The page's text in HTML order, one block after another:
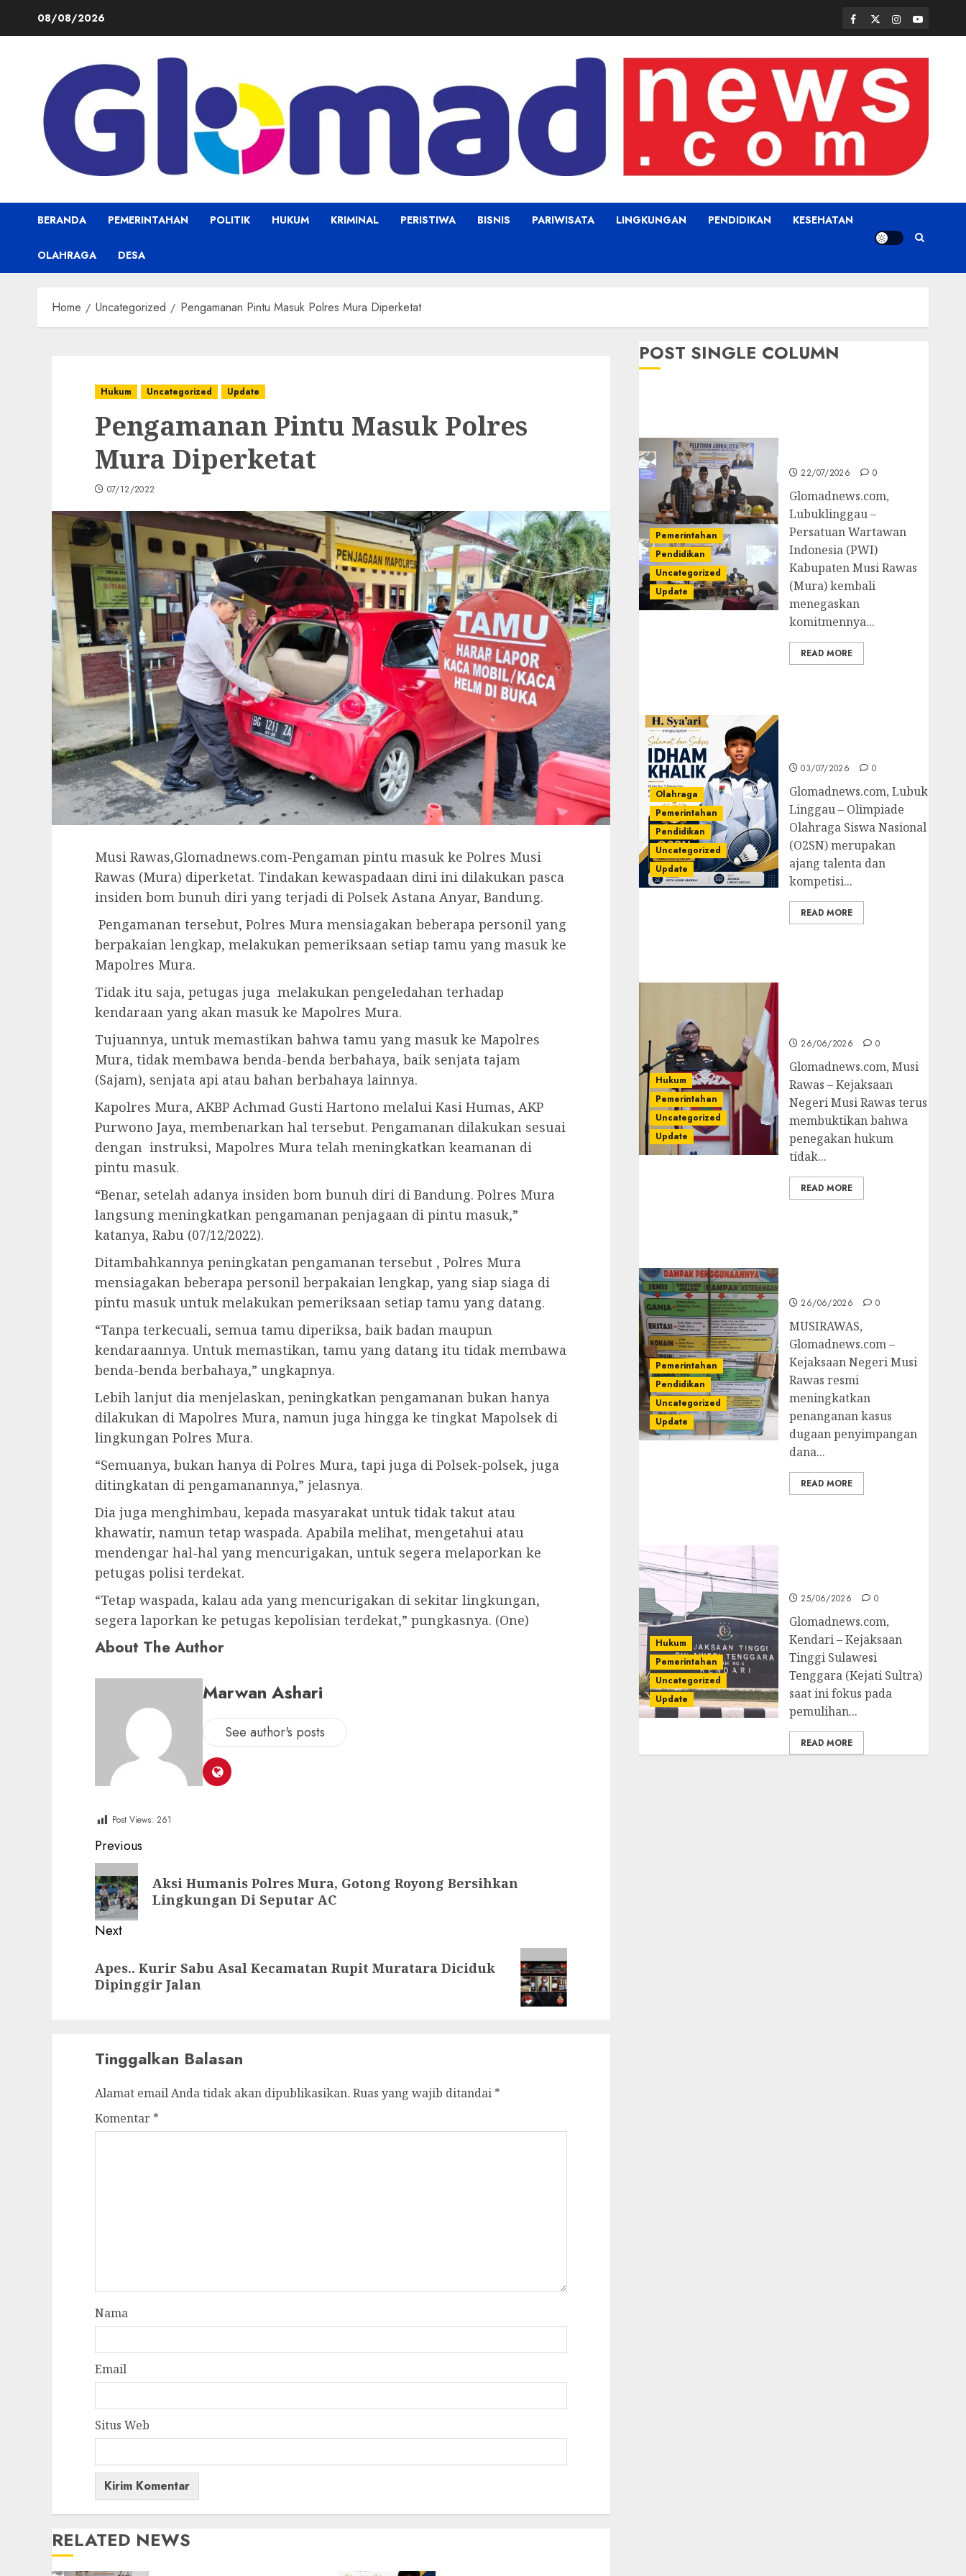
08/08/2026 Facebook
TwitterInstagram
Youtube
BERANDA PEMERINTAHAN POLITIK HUKUM KRIMINAL PERISTIWA BISNIS PARIWISATA LINGKUNGAN PENDIDIKAN KESEHATAN
OLAHRAGA DESA
Home Uncategorized Pengamanan Pintu Masuk Polres Mura Diperketat
Hukum Uncategorized Update
Pengamanan Pintu Masuk Polres
Mura Diperketat
07/12/2022
Musi Rawas,Glomadnews.com-Pengaman pintu masuk ke Polres Musi
Rawas (Mura) diperketat. Tindakan kewaspadaan dini ini dilakukan pasca
insiden bom bunuh diri yang terjadi di Polsek Astana Anyar, Bandung.
Pengamanan tersebut, Polres Mura mensiagakan beberapa personil yang
berpakaian lengkap, melakukan pemeriksaan setiap tamu yang masuk ke
Mapolres Mura.
Tidak itu saja, petugas juga melakukan pengeledahan terhadap
kendaraan yang akan masuk ke Mapolres Mura.
Tujuannya, untuk memastikan bahwa tamu yang masuk ke Mapolres
Mura, tidak membawa benda-benda berbahaya, baik senjata tajam
(Sajam), senjata api atau bahan berbahaya lainnya.
Kapolres Mura, AKBP Achmad Gusti Hartono melalui Kasi Humas, AKP
Purwono Jaya, membenarkan hal tersebut. Pengamanan dilakukan sesuai
dengan instruksi, Mapolres Mura telah meningkatkan keamanan di
pintu masuk.
“Benar, setelah adanya insiden bom bunuh diri di Bandung. Polres Mura
langsung meningkatkan pengamanan penjagaan di pintu masuk,”
katanya, Rabu (07/12/2022).
Ditambahkannya peningkatan pengamanan tersebut , Polres Mura
mensiagakan beberapa personil berpakaian lengkap, yang siap siaga di
pintu masuk untuk melakukan pemeriksaan setiap tamu yang datang.
“Tanpa terkecuali, semua tamu diperiksa, baik badan maupun
kendaraannya. Untuk memastikan, tamu yang datang itu tidak membawa
benda-benda berbahaya,” ungkapnya.
Lebih lanjut dia menjelaskan, peningkatkan pengamanan bukan hanya
dilakukan di Mapolres Mura, namun juga hingga ke tingkat Mapolsek di
lingkungan Polres Mura.
“Semuanya, bukan hanya di Polres Mura, tapi juga di Polsek-polsek, juga
ditingkatan di pengamanannya,” jelasnya.
Dia juga menghimbau, kepada masyarakat untuk tidak takut atau
khawatir, namun tetap waspada. Apabila melihat, mengetahui atau
mendengar hal-hal yang mencurigakan, untuk segera melaporkan ke
petugas polisi terdekat.
“Tetap waspada, kalau ada yang mencurigakan di sekitar lingkungan,
segera laporkan ke petugas kepolisian terdekat,” pungkasnya. (One)
About The Author
Marwan Ashari
See author's posts
Post Views: 261
Post
navigation
Previous
Previous
post:
Aksi Humanis Polres Mura, Gotong Royong Bersihkan
Lingkungan Di Seputar AC
Next
post:
Apes.. Kurir Sabu Asal Kecamatan Rupit Muratara Diciduk
Dipinggir Jalan
Tinggalkan Balasan
Alamat email Anda tidak akan dipublikasikan. Ruas yang wajib ditandai *
Komentar *
Nama
Email
Situs Web
RELATED NEWS
POST SINGLE COLUMN
Pemerintahan
Pendidikan
Uncategorized
Update
22/07/2026 0
Glomadnews.com,
Lubuklinggau –
Persatuan Wartawan
Indonesia (PWI)
Kabupaten Musi Rawas
(Mura) kembali
menegaskan
komitmennya...
READ MORE
Olahraga
Pemerintahan
Pendidikan
Uncategorized
Update
03/07/2026 0
Glomadnews.com, Lubuk
Linggau – Olimpiade
Olahraga Siswa Nasional
(O2SN) merupakan
ajang talenta dan
kompetisi...
READ MORE
Hukum
Pemerintahan
Uncategorized
Update
26/06/2026 0
Glomadnews.com, Musi
Rawas – Kejaksaan
Negeri Musi Rawas terus
membuktikan bahwa
penegakan hukum
tidak...
READ MORE
Pemerintahan
Pendidikan
Uncategorized
Update
26/06/2026 0
MUSIRAWAS,
Glomadnews.com –
Kejaksaan Negeri Musi
Rawas resmi
meningkatkan
penanganan kasus
dugaan penyimpangan
dana...
READ MORE
Hukum
Pemerintahan
Uncategorized
Update
25/06/2026 0
Glomadnews.com,
Kendari – Kejaksaan
Tinggi Sulawesi
Tenggara (Kejati Sultra)
saat ini fokus pada
pemulihan...
READ MORE